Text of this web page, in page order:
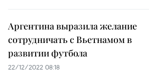
Аргентина выразила желание
сотрудничать с Вьетнамом в
развитии футбола
22/12/2022 08:18